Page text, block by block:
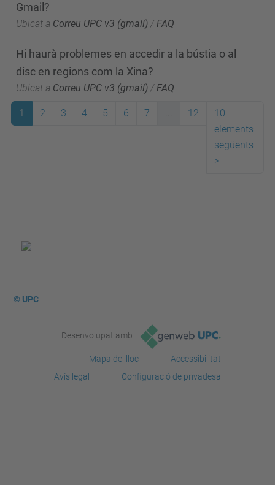
Gmail?
Ubicat a Correu UPC v3 (gmail) /FAQ
Hi haurà problemes en accedir a la bústia o al
disc en regions com la Xina?
Ubicat a Correu UPC v3 (gmail) / FAQ
1 2 3 4 5 6 7 12
10
elements
següents
>
© UPC
Desenvolupat amb
Mapa del lloc
Accessibilitat
Avís legal
Configuració de privadesa